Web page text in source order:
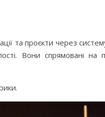
та проєкти через
Вони спрямовані на